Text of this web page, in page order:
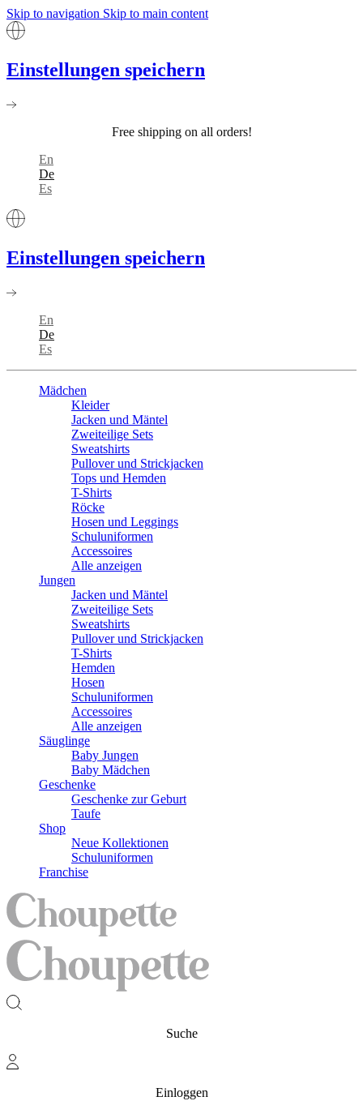
Skip to navigation Skip to main content
Einstellungen speichern
Free shipping on all orders!
En
De
Es
Einstellungen speichern
En
De
Es
Mädchen
Kleider
Jacken und Mäntel
Zweiteilige Sets
Sweatshirts
Pullover und Strickjacken
Tops und Hemden
T-Shirts
Röcke
Hosen und Leggings
Schuluniformen
Accessoires
Alle anzeigen
Jungen
Jacken und Mäntel
Zweiteilige Sets
Sweatshirts
Pullover und Strickjacken
T-Shirts
Hemden
Hosen
Schuluniformen
Accessoires
Alle anzeigen
Säuglinge
Baby Jungen
Baby Mädchen
Geschenke
Geschenke zur Geburt
Taufe
Shop
Neue Kollektionen
Schuluniformen
Franchise
Suche
Einloggen